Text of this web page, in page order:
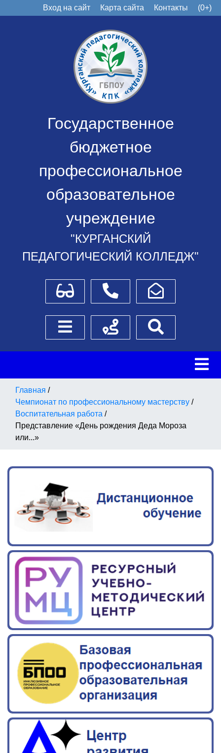
Вход на сайт Карта сайта Контакты (0+)
Государственное
бюджетное
профессиональное
образовательное
учреждение
"КУРГАНСКИЙ
ПЕДАГОГИЧЕСКИЙ КОЛЛЕДЖ"
Для слабовидящихТелефоныНаписать обращение
Боковое менюСхема проезда
Главная /
Чемпионат по профессиональному мастерству /
Воспитательная работа /
Представление «День рождения Деда Мороза
или...»